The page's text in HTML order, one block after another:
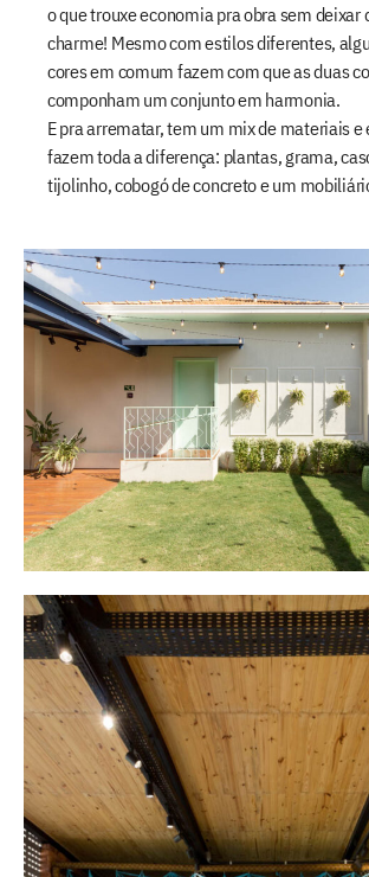
o que trouxe economia pra obra sem deixar
charme! Mesmo com estilos diferentes,
cores em comum fazem com que as duas
componham um conjunto em harmonia.
E pra arrematar, tem um mix de materiais
fazem toda a diferença: plantas, grama,
tijolinho, cobogó de concreto e um